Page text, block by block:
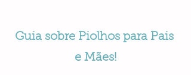
Guia sobre Piolhos para Pais
e Mães!